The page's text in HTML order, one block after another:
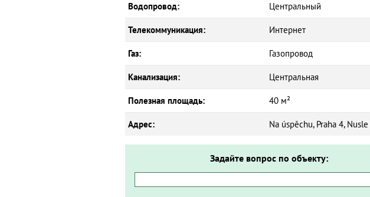
Водопровод: Центральный
Телекоммуникация: Интернет
Газ: Газопровод
Канализация: Центральная
Полезная площадь: 40 м²
Адрес: Na úspěchu, Praha 4, Nusle
Задайте вопрос по объекту: